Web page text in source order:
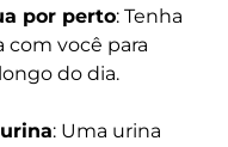
por perto: Tenha
com você para
do dia.
: Uma urina